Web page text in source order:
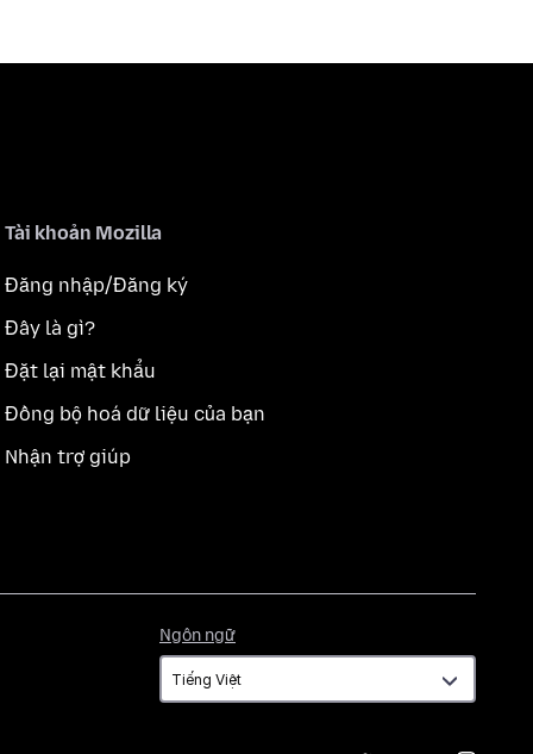
Tài khoản Mozilla
Đăng nhập/Đăng ký
Đây là gì?
Đặt lại mật khẩu
Đồng bộ hoá dữ liệu của bạn
Nhận trợ giúp
Ngôn ngữ
ngữ